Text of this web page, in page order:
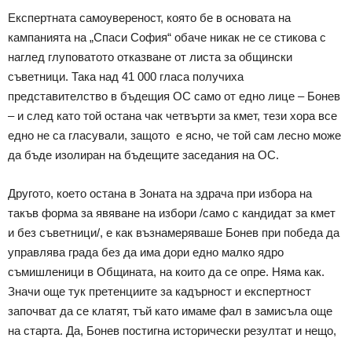
Експертната самоувереност, която бе в основата на
кампанията на „Спаси София“ обаче никак не се стикова с
наглед глуповатото отказване от листа за общински
съветници. Така над 41 000 гласа получиха
представителство в бъдещия ОС само от едно лице – Бонев
– и след като той остана чак четвърти за кмет, тези хора все
едно не са гласували, защото е ясно, че той сам лесно може
да бъде изолиран на бъдещите заседания на ОС.
Другото, което остана в Зоната на здрача при избора на
такъв форма за явяване на избори /само с кандидат за кмет
и без съветници/, е как възнамеряваше Бонев при победа да
управлява града без да има дори едно малко ядро
съмишленици в Общината, на които да се опре. Няма как.
Значи още тук претенциите за кадърност и експертност
започват да се клатят, тъй като имаме фал в замисъла още
на старта. Да, Бонев постигна исторически резултат и нещо,